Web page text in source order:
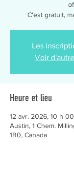
Les
Voir
Heure et lieu
12 avr. 2026, 10 h
Austin, 1 Chem.
1B0, Canada